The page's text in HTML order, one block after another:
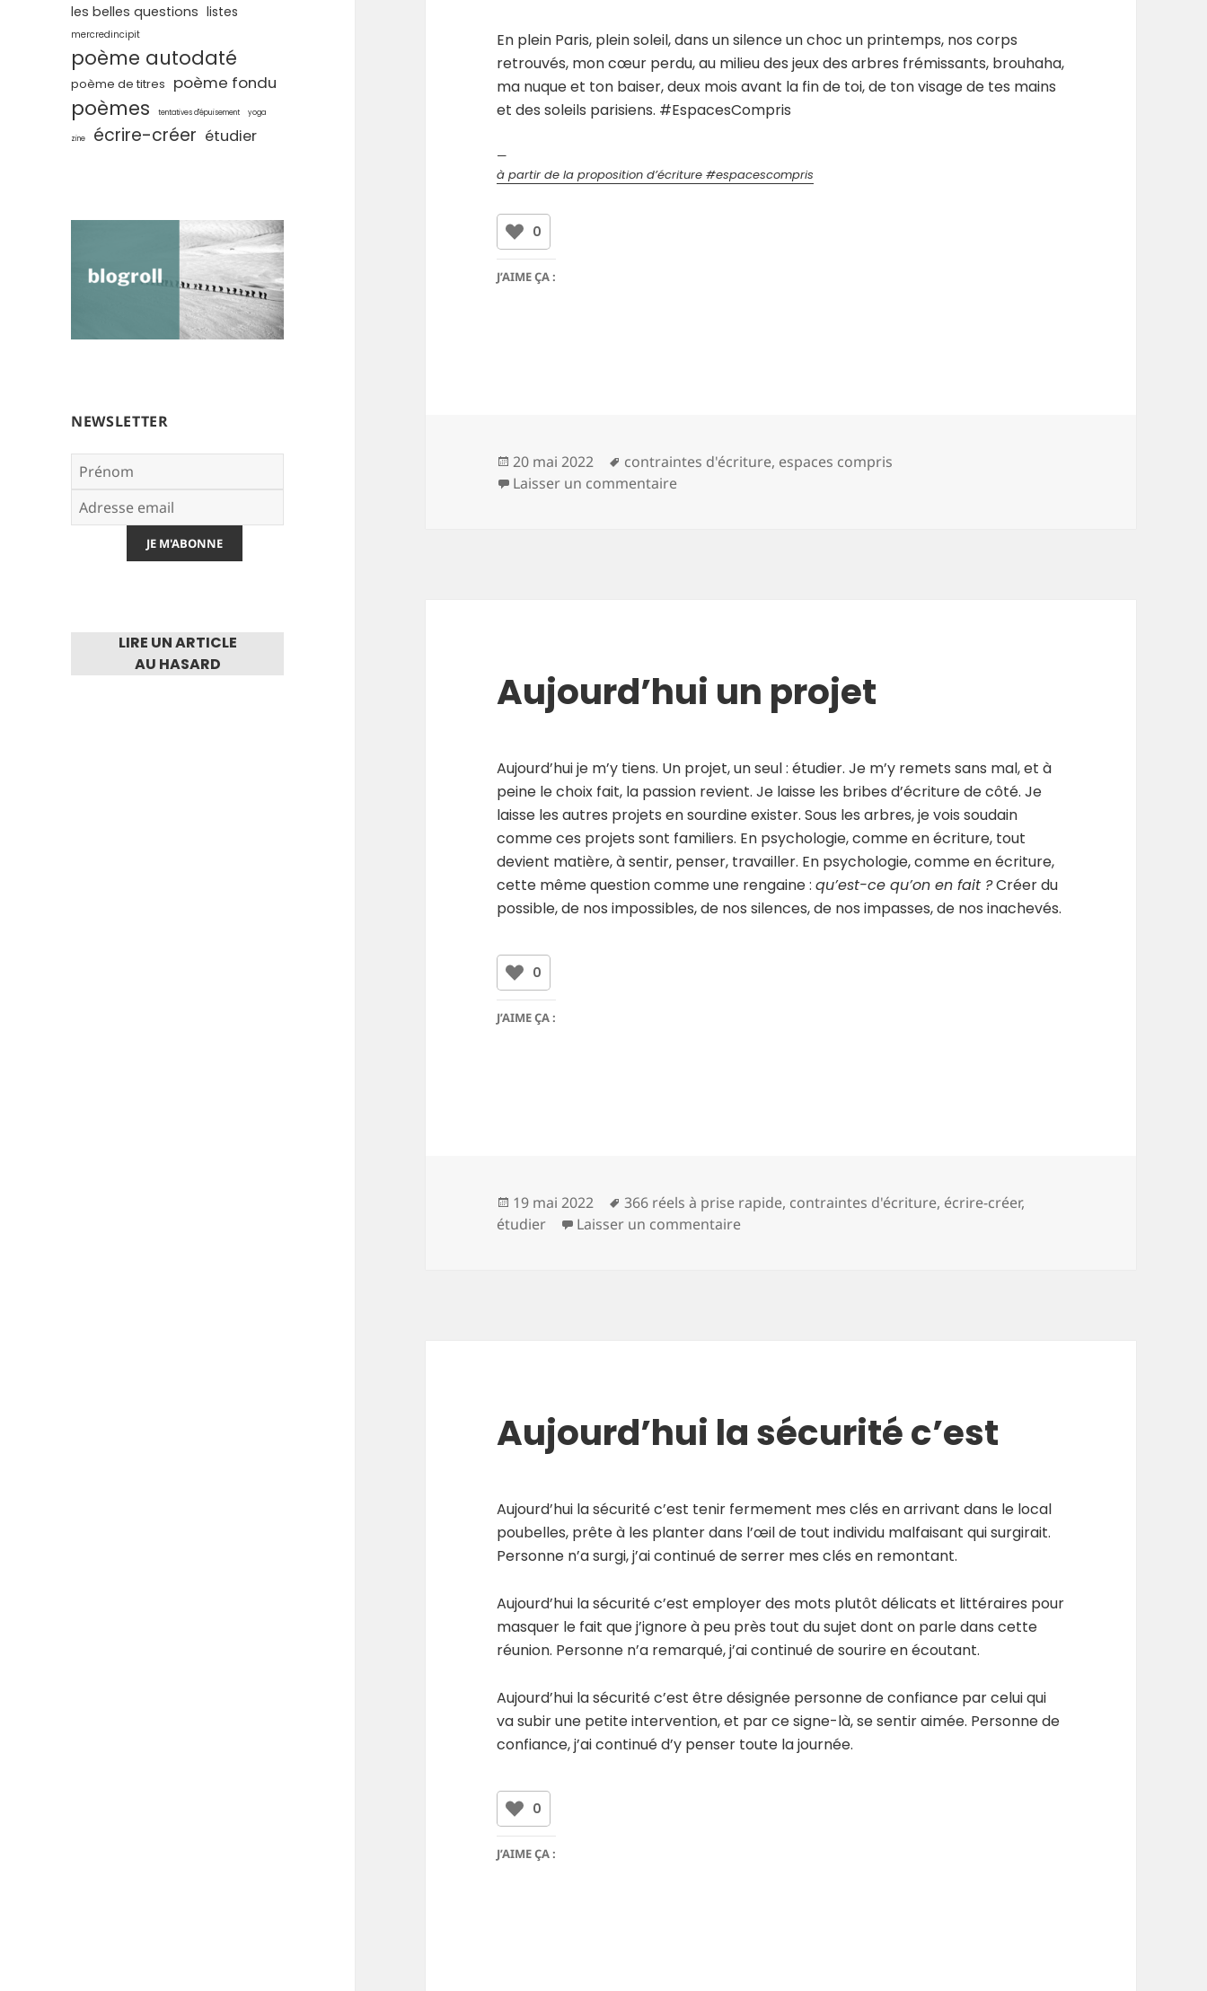
les belles questions listes
mercredincipit
poème autodaté
poème de titres poème fondu
poèmes tentatives d'épuisement yoga
zine écrire-créer étudier
NEWSLETTER
LIRE UN ARTICLE
AU HASARD
En plein Paris, plein soleil, dans un silence un choc un printemps, nos corps
retrouvés, mon cœur perdu, au milieu des jeux des arbres frémissants, brouhaha,
ma nuque et ton baiser, deux mois avant la fin de toi, de ton visage de tes mains
et des soleils parisiens. #EspacesCompris
—
à partir de la proposition d’écriture #espacescompris
0
J’AIME ÇA :
Publié
le
20 mai 2022
Mots-
clés
contraintes d'écriture, espaces compris
Laisser un commentairesur [espaces compris] le lieu où je me suis perdue
Aujourd’hui un projet
Aujourd’hui je m’y tiens. Un projet, un seul : étudier. Je m’y remets sans mal, et à
peine le choix fait, la passion revient. Je laisse les bribes d’écriture de côté. Je
laisse les autres projets en sourdine exister. Sous les arbres, je vois soudain
comme ces projets sont familiers. En psychologie, comme en écriture, tout
devient matière, à sentir, penser, travailler. En psychologie, comme en écriture,
cette même question comme une rengaine :qu’est-ce qu’on en fait ?Créer du
possible, de nos impossibles, de nos silences, de nos impasses, de nos inachevés.
0
J’AIME ÇA :
Publié
le
19 mai 2022
Mots-
clés
366 réels à prise rapide, contraintes d'écriture, écrire-créer,
étudier
Laisser un commentairesur Aujourd’hui un projet
Aujourd’hui la sécurité c’est
Aujourd’hui la sécurité c’est tenir fermement mes clés en arrivant dans le local
poubelles, prête à les planter dans l’œil de tout individu malfaisant qui surgirait.
Personne n’a surgi, j’ai continué de serrer mes clés en remontant.
Aujourd’hui la sécurité c’est employer des mots plutôt délicats et littéraires pour
masquer le fait que j’ignore à peu près tout du sujet dont on parle dans cette
réunion. Personne n’a remarqué, j’ai continué de sourire en écoutant.
Aujourd’hui la sécurité c’est être désignée personne de confiance par celui qui
va subir une petite intervention, et par ce signe-là, se sentir aimée. Personne de
confiance, j’ai continué d’y penser toute la journée.
0
J’AIME ÇA :